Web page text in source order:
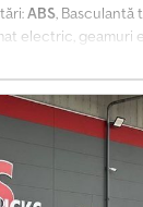
ABS, Basculantă
electric, geamuri